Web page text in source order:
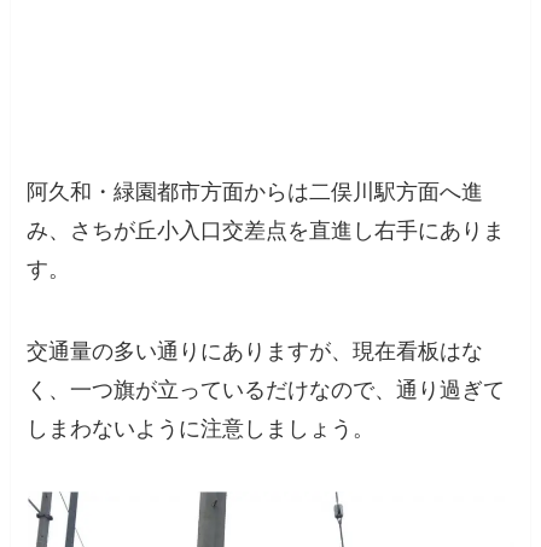
阿久和・緑園都市方面からは二俣川駅方面へ進
み、さちが丘小入口交差点を直進し右手にありま
す。
交通量の多い通りにありますが、現在看板はな
く、一つ旗が立っているだけなので、通り過ぎて
しまわないように注意しましょう。